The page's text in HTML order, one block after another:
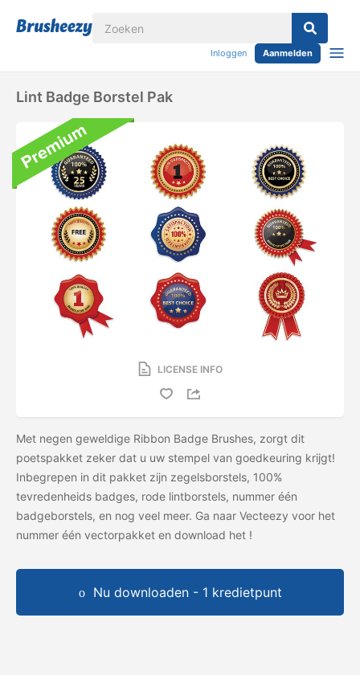
Inloggen Aanmelden
Lint Badge Borstel Pak
LICENSE INFO
Met negen geweldige Ribbon Badge Brushes, zorgt dit
poetspakket zeker dat u uw stempel van goedkeuring krijgt!
Inbegrepen in dit pakket zijn zegelsborstels, 100%
tevredenheids badges, rode lintborstels, nummer één
badgeborstels, en nog veel meer. Ga naar Vecteezy voor het
nummer één vectorpakket en download het !
Nu downloaden - 1 kredietpunt